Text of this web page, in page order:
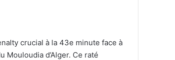
crucial à la 43e minute face à
Mouloudia d’Alger. Ce raté